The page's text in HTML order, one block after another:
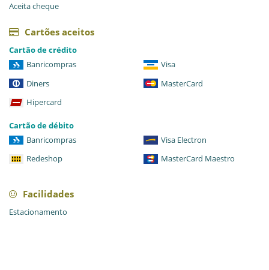
Aceita cheque
Cartões aceitos
Cartão de crédito
Banricompras
Visa
Diners
MasterCard
Hipercard
Cartão de débito
Banricompras
Visa Electron
Redeshop
MasterCard Maestro
Facilidades
Estacionamento